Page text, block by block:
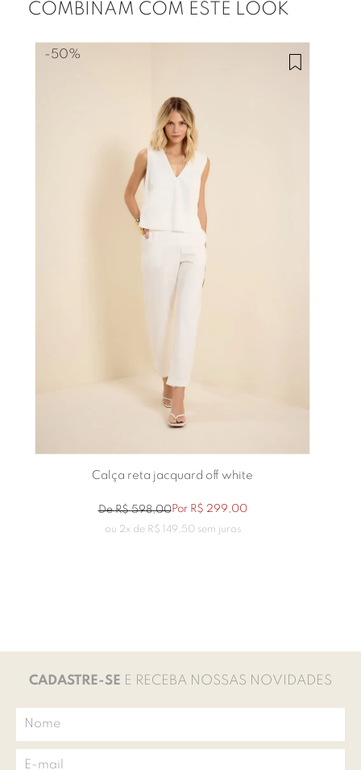
COMBINAM COM ESTE LOOK
-50%
Calça reta jacquard off white
DeR$ 598,00Por R$ 299,00
ou 2x de R$ 149 50sem juros
CADASTRE-SE E RECEBA NOSSAS NOVIDADES